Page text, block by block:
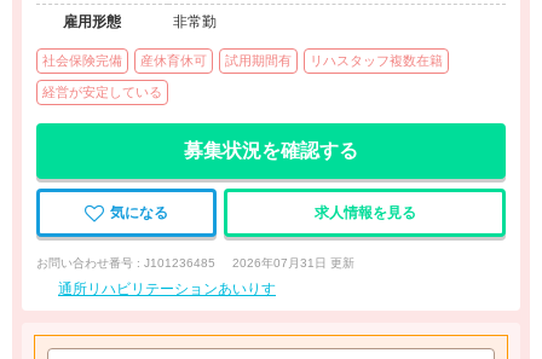
雇用形態
非常勤
社会保険完備 産休育休可 試用期間有 リハスタッフ複数在籍
経営が安定している
募集状況を確認する
気になる 求人情報を見る
お問い合わせ番号 : J101236485 2026年07月31日 更新
通所リハビリテーションあいりす